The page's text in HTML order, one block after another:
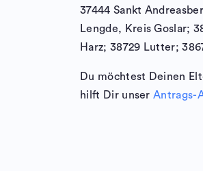
37444 Sankt
Lengde, Kreis Goslar;
Harz; 38729 Lutter;
Du möchtest Deinen
hilft Dir unserAntrags-